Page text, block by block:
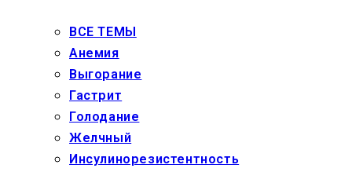
ВСЕ ТЕМЫ
Анемия
Выгорание
Гастрит
Голодание
Желчный
Инсулинорезистентность